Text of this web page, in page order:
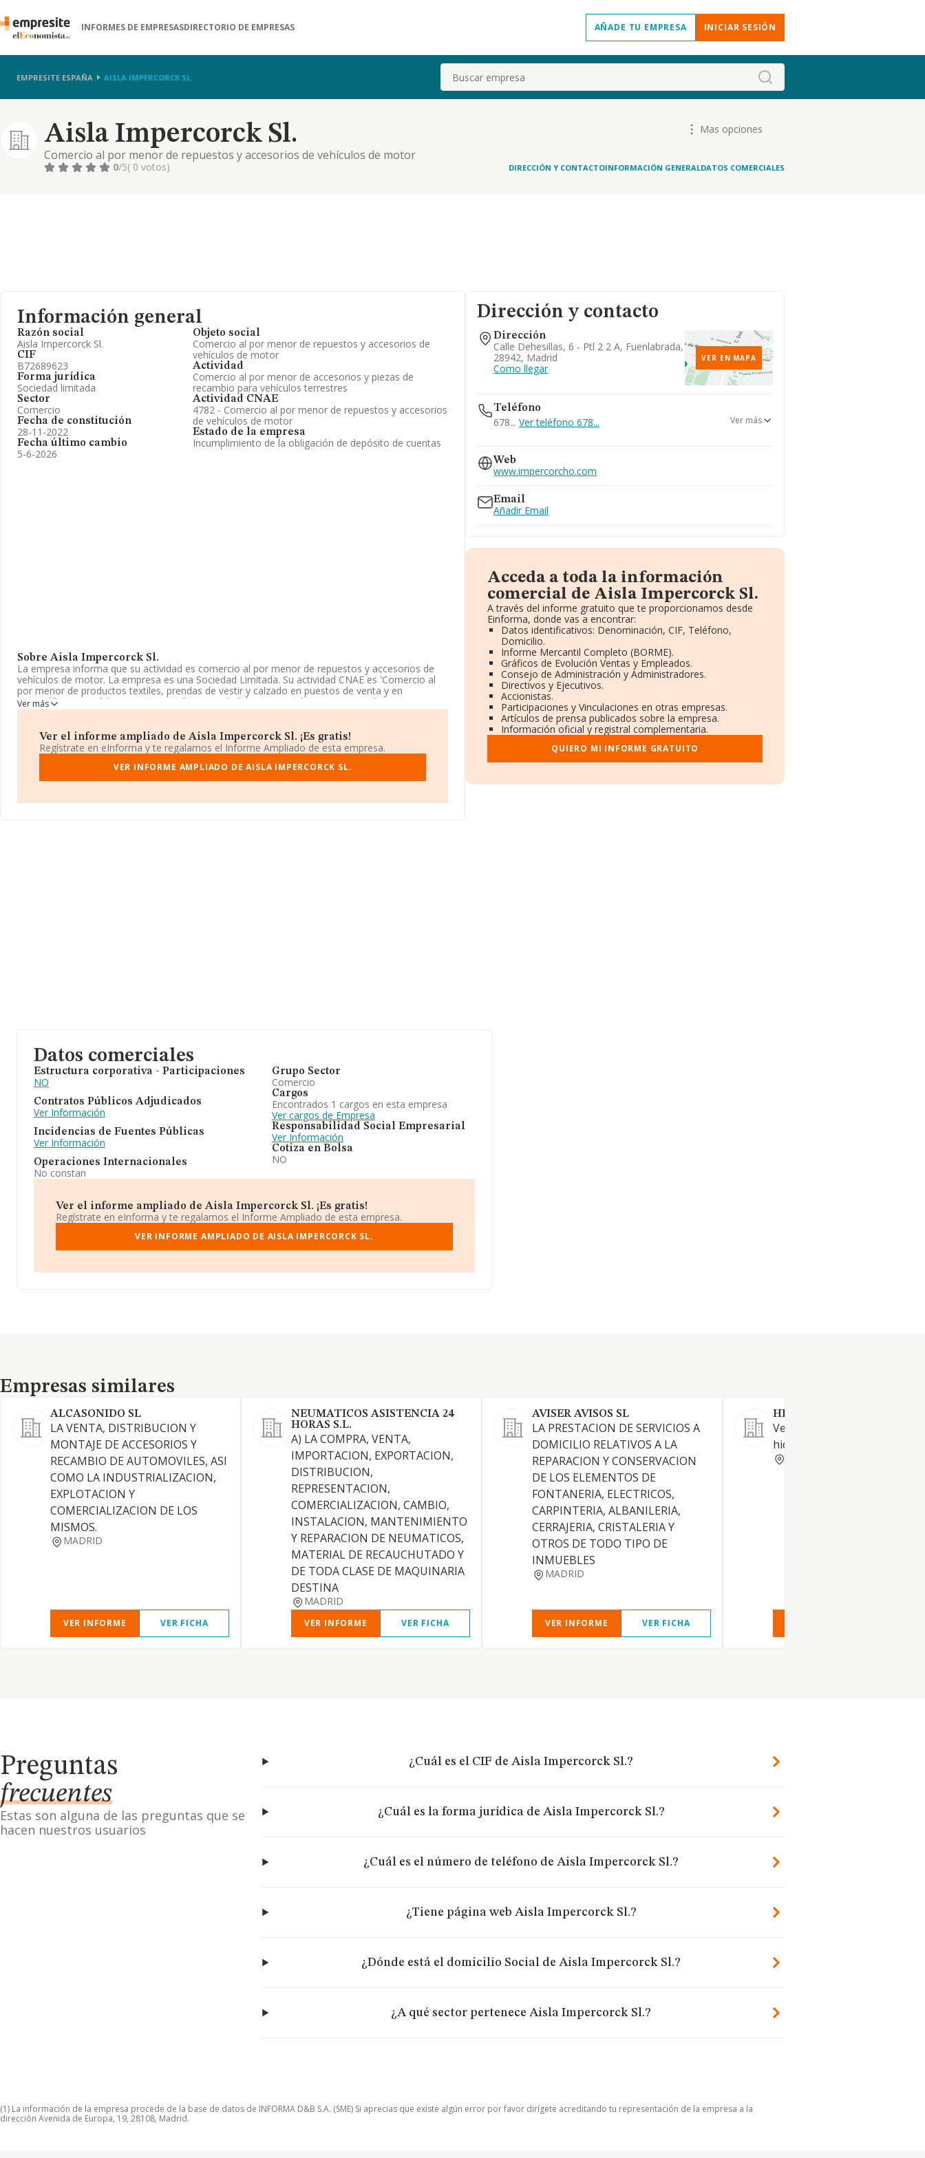
INFORMES DE EMPRESASDIRECTORIO DE EMPRESAS AÑADE TU EMPRESA INICIAR SESIÓN
EMPRESITE ESPAÑA AISLA IMPERCORCK SL. Buscar
Aisla Impercorck Sl.
Comercio al por menor de repuestos y accesorios de vehículos de motor
Mas opciones
0/5( 0 votos) DIRECCIÓN Y CONTACTOINFORMACIÓN GENERALDATOS COMERCIALES
Información general
Razón social
Aisla Impercorck Sl.
CIF
B72689623
Forma jurídica
Sociedad limitada
Sector
Comercio
Fecha de constitución
28-11-2022
Fecha último cambio
5-6-2026
Objeto social
Comercio al por menor de repuestos y accesorios de
vehículos de motor
Actividad
Comercio al por menor de accesorios y piezas de
recambio para vehículos terrestres
Actividad CNAE
4782 - Comercio al por menor de repuestos y accesorios
de vehículos de motor
Estado de la empresa
Incumplimiento de la obligación de depósito de cuentas
Sobre Aisla Impercorck Sl.
La empresa informa que su actividad es comercio al por menor de repuestos y accesorios de
vehículos de motor. La empresa es una Sociedad Limitada. Su actividad CNAE es 'Comercio al
por menor de productos textiles, prendas de vestir y calzado en puestos de venta y en
mercadillos' con código 4782. No realiza actividad de importación y/o exportación.
La sociedad españolaAisla Impercorck S.L, con CIF B72689623, tiene domicilio fiscal en Calle
Dehesillas núm. 6 Ptl 2 2 A, (28942), en el municipio de Fuenlabrada, Madrid.
Con los datos a disposición de INFORMA sobre 5.536 empresas pertenecientes al sector, a nivel
facturación de 827 mil euros entre todas las compañías. En cuanto a la información relativa a la
Ver más
Ver el informe ampliado de Aisla Impercorck Sl. ¡Es gratis!
Regístrate en eInforma y te regalamos el Informe Ampliado de esta empresa.
VER INFORME AMPLIADO DE AISLA IMPERCORCK SL.
Dirección y contacto
Dirección
Calle Dehesillas, 6 - Ptl 2 2 A, Fuenlabrada,
28942, Madrid
Como llegar
VER EN MAPA
Teléfono
678...Ver teléfono 678...
639...
Ver teléfono 639...
Ver más
Web
www.impercorcho.com
Email
Añadir Email
Acceda a toda la información
comercial de Aisla Impercorck Sl.
A través del informe gratuito que te proporcionamos desde
Einforma, donde vas a encontrar:
Datos identificativos: Denominación, CIF, Teléfono,
Domicilio.
Informe Mercantil Completo (BORME).
Gráficos de Evolución Ventas y Empleados.
Consejo de Administración y Administradores.
Directivos y Ejecutivos.
Accionistas.
Participaciones y Vinculaciones en otras empresas.
Artículos de prensa publicados sobre la empresa.
Información oficial y registral complementaria.
QUIERO MI INFORME GRATUITO
Datos comerciales
Estructura corporativa - Participaciones
NO
Contratos Públicos Adjudicados
Ver Información
Incidencias de Fuentes Públicas
Ver Información
Operaciones Internacionales
No constan
Grupo Sector
Comercio
Cargos
Encontrados 1 cargos en esta empresa
Ver cargos de Empresa
Responsabilidad Social Empresarial
Ver Información
Cotiza en Bolsa
NO
Ver el informe ampliado de Aisla Impercorck Sl. ¡Es gratis!
Regístrate en eInforma y te regalamos el Informe Ampliado de esta empresa.
VER INFORME AMPLIADO DE AISLA IMPERCORCK SL.
Empresas similares
Empresas similares
ALCASONIDO SL
LA VENTA, DISTRIBUCION Y
MONTAJE DE ACCESORIOS Y
RECAMBIO DE AUTOMOVILES, ASI
COMO LA INDUSTRIALIZACION,
EXPLOTACION Y
COMERCIALIZACION DE LOS
MISMOS.
MADRID
VER INFORME VER FICHA
NEUMATICOS ASISTENCIA 24
HORAS S.L.
A) LA COMPRA, VENTA,
IMPORTACION, EXPORTACION,
DISTRIBUCION,
REPRESENTACION,
COMERCIALIZACION, CAMBIO,
INSTALACION, MANTENIMIENTO
Y REPARACION DE NEUMATICOS,
MATERIAL DE RECAUCHUTADO Y
DE TODA CLASE DE MAQUINARIA
DESTINA
MADRID
VER INFORME VER FICHA
AVISER AVISOS SL
LA PRESTACION DE SERVICIOS A
DOMICILIO RELATIVOS A LA
REPARACION Y CONSERVACION
DE LOS ELEMENTOS DE
FONTANERIA, ELECTRICOS,
CARPINTERIA, ALBANILERIA,
CERRAJERIA, CRISTALERIA Y
OTROS DE TODO TIPO DE
INMUEBLES
MADRID
VER INFORME VER FICHA
HIDRAULICA FLEXIBLE SL
Venta y distribución de
hidráulico y neumático.
Preguntas
frecuentes
Estas son alguna de las preguntas que se
hacen nuestros usuarios
¿Cuál es el CIF de Aisla Impercorck Sl.?
¿Cuál es la forma jurídica de Aisla Impercorck Sl.?
¿Cuál es el número de teléfono de Aisla Impercorck Sl.?
¿Tiene página web Aisla Impercorck Sl.?
¿Dónde está el domicilio Social de Aisla Impercorck Sl.?
¿A qué sector pertenece Aisla Impercorck Sl.?
(1) La información de la empresa procede de la base de datos de INFORMA D&B S.A. (SME) Si aprecias que existe algún error por favor dirígete acreditando tu representación de la empresa a la
dirección Avenida de Europa, 19, 28108, Madrid.